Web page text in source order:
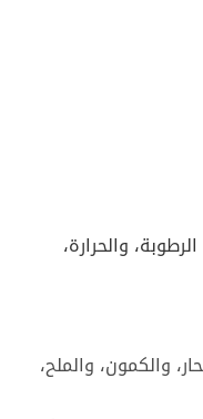
والحرارة،
والكمون، والملح،